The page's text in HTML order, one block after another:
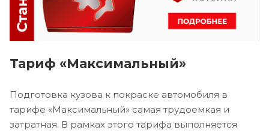
Тариф «Максимальный»
Подготовка кузова к покраске автомобиля в
тарифе «Максимальный» самая трудоемкая и
затратная. В рамках этого тарифа выполняется